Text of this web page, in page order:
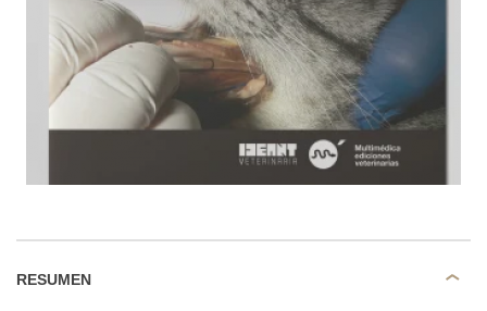
RESUMEN